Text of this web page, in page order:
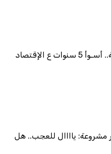
5 سـنوات وجيريل وزير مالية.. أسـوأ 5 سنوات ع الإقتصاد
ياااال للعجب.. هل